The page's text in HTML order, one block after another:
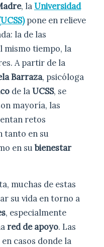
, laUniversidad
pone en relieve
la de las
mismo tiempo, la
A partir de la
Barraza, psicóloga
de laUCSS, se
mayoría, las
retos
tanto en su
en su bienestar
muchas de estas
su vida en torno a
, especialmente
red de apoyo. Las
casos donde la